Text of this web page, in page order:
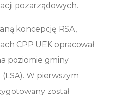
pozarządowych.
koncepcję RSA,
CPP UEK opracował
poziomie gminy
W pierwszym
został